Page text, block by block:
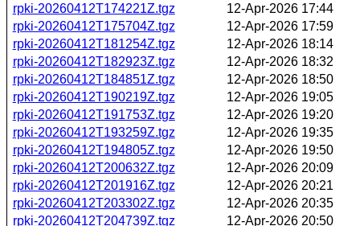
rpki-20260412T174221Z.tgz
12-Apr-2026 17:44
rpki-20260412T175704Z.tgz
12-Apr-2026 17:59
rpki-20260412T181254Z.tgz
12-Apr-2026 18:14
rpki-20260412T182923Z.tgz
12-Apr-2026 18:32
rpki-20260412T184851Z.tgz
12-Apr-2026 18:50
rpki-20260412T190219Z.tgz
12-Apr-2026 19:05
rpki-20260412T191753Z.tgz
12-Apr-2026 19:20
rpki-20260412T193259Z.tgz
12-Apr-2026 19:35
rpki-20260412T194805Z.tgz
12-Apr-2026 19:50
rpki-20260412T200632Z.tgz
12-Apr-2026 20:09
rpki-20260412T201916Z.tgz
12-Apr-2026 20:21
rpki-20260412T203302Z.tgz
12-Apr-2026 20:35
rpki-20260412T204739Z.tgz
12-Apr-2026 20:50